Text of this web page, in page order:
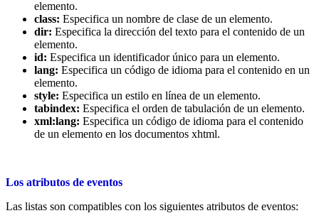
elemento.
class: Especifica un nombre de clase de un elemento.
dir: Especifica la dirección del texto para el contenido de un
elemento.
id: Especifica un identificador único para un elemento.
lang: Especifica un código de idioma para el contenido en un
elemento.
style: Especifica un estilo en línea de un elemento.
tabindex: Especifica el orden de tabulación de un elemento.
xml:lang: Especifica un código de idioma para el contenido
de un elemento en los documentos xhtml.
Los atributos de eventos
Las listas son compatibles con los siguientes atributos de eventos: